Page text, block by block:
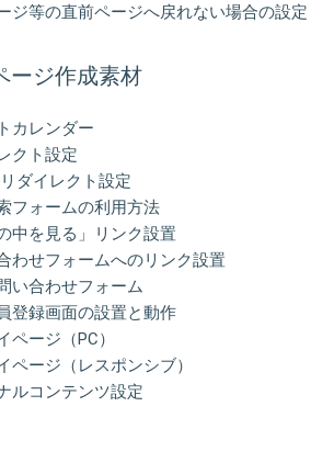
ジ等の直前ページへ戻れない場合の設定
ージ作成素材
カレンダー
クト設定
ダイレクト設定
フォームの利用方法
中を見る」リンク設置
わせフォームへのリンク設置
い合わせフォーム
登録画面の設置と動作
ページ（PC）
ページ（レスポンシブ）
ルコンテンツ設定